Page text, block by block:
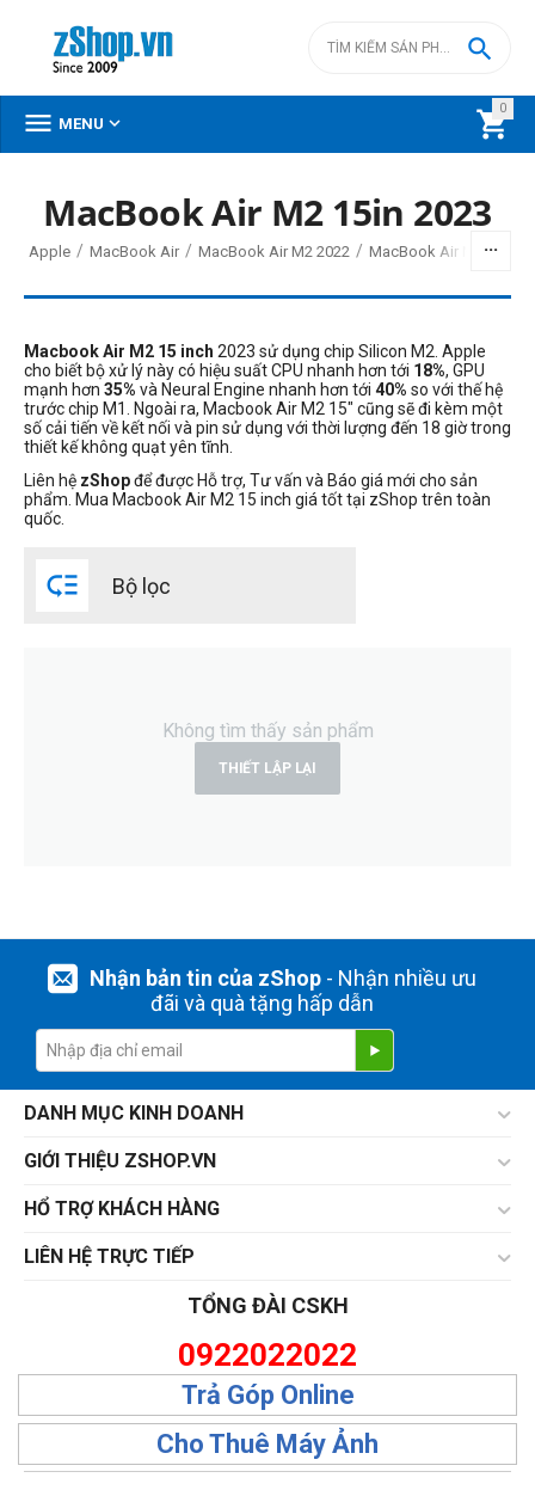
0


 MENU 
MacBook Air M2 15in 2023
Apple / MacBook Air / MacBook Air M2 2022 / MacBook Air M2 15in
Macbook Air M2 15 inch 2023 sử dụng chip Silicon M2. Apple
cho biết bộ xử lý này có hiệu suất CPU nhanh hơn tới 18%, GPU
mạnh hơn 35% và Neural Engine nhanh hơn tới 40% so với thế hệ
trước chip M1
. Ngoài ra, Macbook Air M2 15" cũng sẽ đi kèm một
số cải tiến về kết nối và pin sử dụng với thời lượng đến 18 giờ trong
thiết kế không quạt yên tĩnh.
Liên hệ zShopđể được Hỗ trợ, Tư vấn và Báo giá mới cho sản
phẩm. Mua Macbook Air M2 15 inch giá tốt tại zShop trên toàn
quốc.
 Bộ lọc
Không tìm thấy sản phẩm
THIẾT LẬP LẠI
Nhận bản tin của zShop- Nhận nhiều ưu
đãi và quà tặng hấp dẫn
DANH MỤC KINH DOANH
GIỚI THIỆU ZSHOP.VN
HỔ TRỢ KHÁCH HÀNG
LIÊN HỆ TRỰC TIẾP
TỔNG ĐÀI CSKH
0922022022
Trả Góp Online
Cho Thuê Máy Ảnh